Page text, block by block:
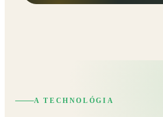
A TECHNOLÓGIA